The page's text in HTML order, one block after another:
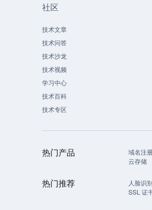
社区
技术文章
技术问答
技术沙龙
技术视频
学习中心
技术百科
技术专区
热门产品 域名注
云存储
热门推荐 人脸识
SSL 证